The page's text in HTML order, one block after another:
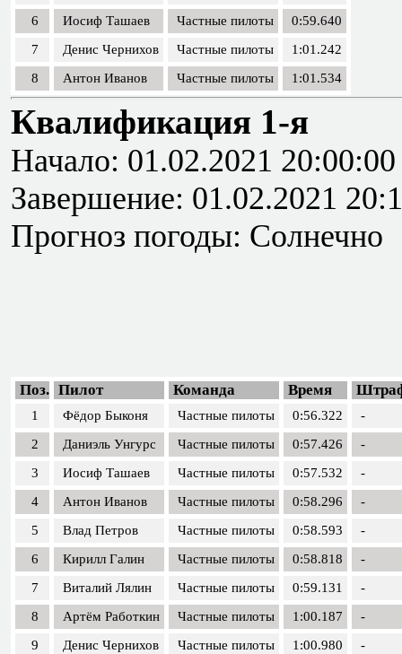
6
Иосиф Ташаев Частные пилоты
0:59.640
7
Денис Чернихов Частные пилоты
1:01.242
8
Антон Иванов Частные пилоты 1:01.534
Квалификация 1-я
Начало: 01.02.2021 20:00:00
Завершение: 01.02.2021
Прогноз погоды: Солнечно
Поз. Пилот Команда Время
1 Фёдор Быконя Частные пилоты 0:56.322
-
2
Даниэль Унгурс Частные пилоты 0:57.426
-
3
Иосиф Ташаев Частные пилоты 0:57.532
-
4
Антон Иванов Частные пилоты 0:58.296
-
5
Влад Петров Частные пилоты 0:58.593
-
6
Кирилл Галин Частные пилоты 0:58.818
-
7
Виталий Лялин Частные пилоты 0:59.131
-
8
Артём Работкин Частные пилоты 1:00.187
-
9
Денис Чернихов Частные пилоты 1:00.980 -